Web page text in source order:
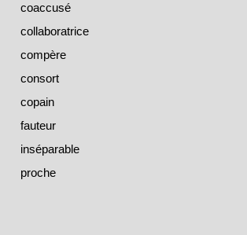
coaccusé
collaboratrice
compère
consort
copain
fauteur
inséparable
proche